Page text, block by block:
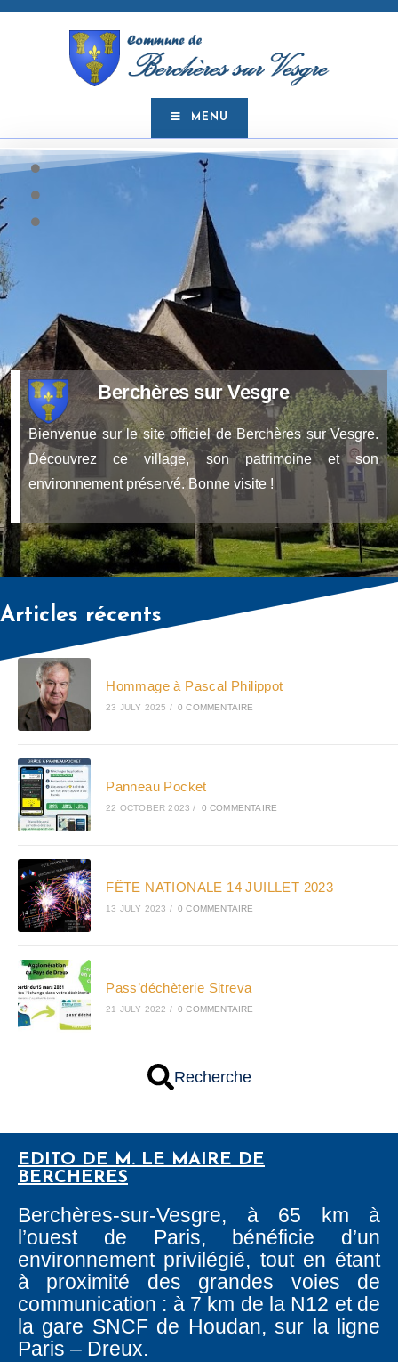
MENU
Berchères sur Vesgre
Bienvenue sur le site officiel de Berchères sur Vesgre.
Découvrez ce village, son patrimoine et son
environnement préservé. Bonne visite !
Articles récents
Hommage à Pascal Philippot
23 JULY 2025 / 0 COMMENTAIRE
Panneau Pocket
22 OCTOBER 2023 / 0 COMMENTAIRE
FÊTE NATIONALE 14 JUILLET 2023
13 JULY 2023 / 0 COMMENTAIRE
Pass’déchèterie Sitreva
21 JULY 2022 / 0 COMMENTAIRE
Recherche
EDITO DE M. LE MAIRE DE
BERCHERES
Berchères-sur-Vesgre, à 65 km à
l’ouest de Paris, bénéficie d’un
environnement privilégié, tout en étant
à proximité des grandes voies de
communication : à 7 km de la N12 et de
la gare SNCF de Houdan, sur la ligne
Paris – Dreux.